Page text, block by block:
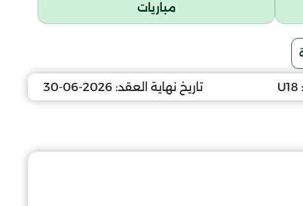
مباريات
U18 تاريخ نهاية العقد: 2026-06-30